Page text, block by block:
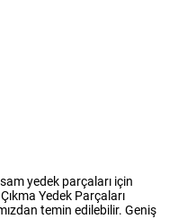
yedek parçaları için
Yedek Parçaları
temin edilebilir. Geniş